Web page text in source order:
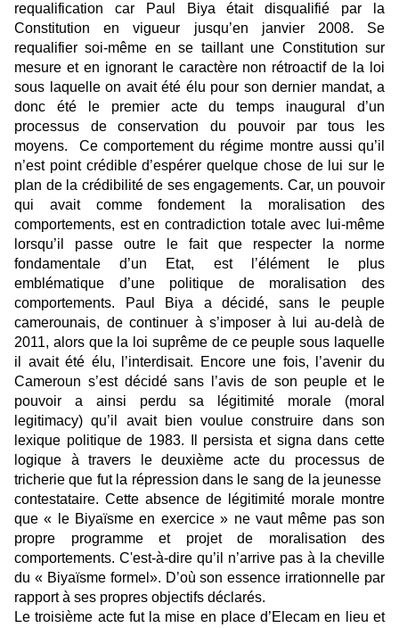
requalification car Paul Biya était disqualifié par la
Constitution en vigueur jusqu’en janvier 2008. Se
requalifier soi-même en se taillant une Constitution sur
mesure et en ignorant le caractère non rétroactif de la loi
sous laquelle on avait été élu pour son dernier mandat, a
donc été le premier acte du temps inaugural d’un
processus de conservation du pouvoir par tous les
moyens. Ce comportement du régime montre aussi qu’il
n’est point crédible d’espérer quelque chose de lui sur le
plan de la crédibilité de ses engagements. Car, un pouvoir
qui avait comme fondement la moralisation des
comportements, est en contradiction totale avec lui-même
lorsqu’il passe outre le fait que respecter la norme
fondamentale d’un Etat, est l’élément le plus
emblématique d’une politique de moralisation des
comportements. Paul Biya a décidé, sans le peuple
camerounais, de continuer à s’imposer à lui au-delà de
2011, alors que la loi suprême de ce peuple sous laquelle
il avait été élu, l’interdisait. Encore une fois, l’avenir du
Cameroun s’est décidé sans l’avis de son peuple et le
pouvoir a ainsi perdu sa légitimité morale (moral
legitimacy) qu’il avait bien voulue construire dans son
lexique politique de 1983. Il persista et signa dans cette
logique à travers le deuxième acte du processus de
tricherie que fut la répression dans le sang de la jeunesse
contestataire. Cette absence de légitimité morale montre
que « le Biyaïsme en exercice » ne vaut même pas son
propre programme et projet de moralisation des
comportements. C'est-à-dire qu’il n’arrive pas à la cheville
du « Biyaïsme formel». D’où son essence irrationnelle par
rapport à ses propres objectifs déclarés.
Le troisième acte fut la mise en place d’Elecam en lieu et